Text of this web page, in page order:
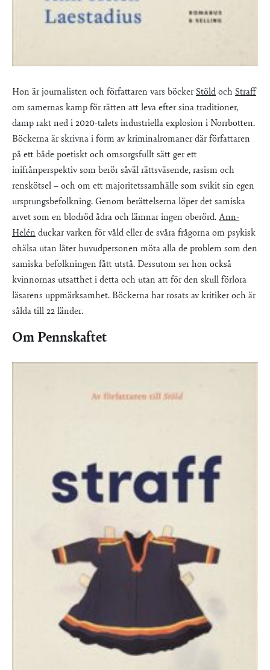
Hon är journalisten och författaren vars böcker Stöld och Straff
om samernas kamp för rätten att leva efter sina traditioner,
damp rakt ned i 2020-talets industriella explosion i Norrbotten.
Böckerna är skrivna i form av kriminalromaner där författaren
på ett både poetiskt och omsorgsfullt sätt ger ett
inifrånperspektiv som berör såväl rättsväsende, rasism och
renskötsel – och om ett majoritetssamhälle som svikit sin egen
ursprungsbefolkning. Genom berättelserna löper det samiska
arvet som en blodröd ådra och lämnar ingen oberörd. Ann-
Helén duckar varken för våld eller de svåra frågorna om psykisk
ohälsa utan låter huvudpersonen möta alla de problem som den
samiska befolkningen fått utstå. Dessutom ser hon också
kvinnornas utsatthet i detta och utan att för den skull förlora
läsarens uppmärksamhet. Böckerna har rosats av kritiker och är
sålda till 22 länder.
Om Pennskaftet